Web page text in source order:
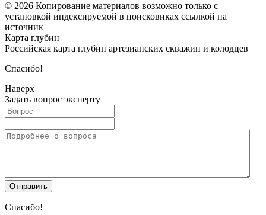
© 2026 Копирование материалов возможно только с
установкой индексируемой в поисковиках ссылкой на
источник
Карта глубин
Российская карта глубин артезианских скважин и колодцев
Спасибо!
Наверх
Задать вопрос эксперту
Спасибо!